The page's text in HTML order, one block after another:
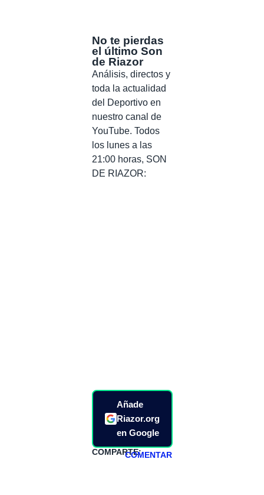
No te pierdas
el último Son
de Riazor
Análisis, directos y
toda la actualidad
del Deportivo en
nuestro canal de
YouTube. Todos
los lunes a las
21:00 horas, SON
DE RIAZOR:
Añade
Riazor.org
en Google
COMPARTE:COMENTAR